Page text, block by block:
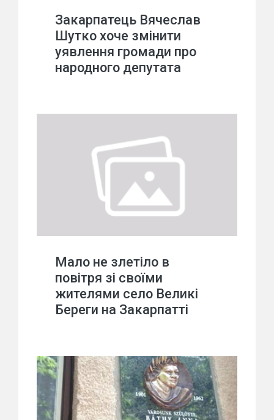
Закарпатець Вячеслав
Шутко хоче змінити
уявлення громади про
народного депутата
Мало не злетіло в
повітря зі своїми
жителями село Великі
Береги на Закарпатті